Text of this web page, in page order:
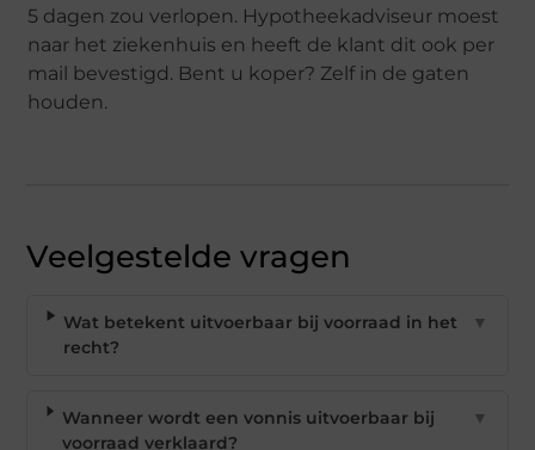
5 dagen zou verlopen. Hypotheekadviseur moest
naar het ziekenhuis en heeft de klant dit ook per
mail bevestigd. Bent u koper? Zelf in de gaten
houden.
Veelgestelde vragen
Wat betekent uitvoerbaar bij voorraad in het
recht?
▼
Wanneer wordt een vonnis uitvoerbaar bij
voorraad verklaard?
▼